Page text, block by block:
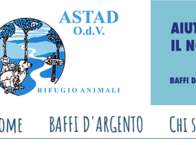
BAFFI D'ARGENTO Chi